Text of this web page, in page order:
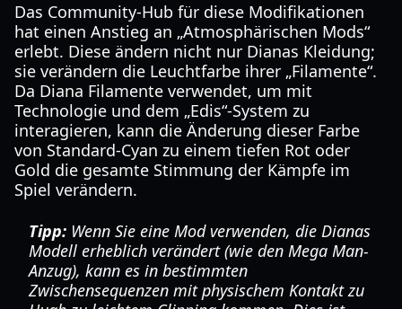
Das Community-Hub für diese Modifikationen
hat einen Anstieg an „Atmosphärischen Mods“
erlebt. Diese ändern nicht nur Dianas Kleidung;
sie verändern die Leuchtfarbe ihrer „Filamente“.
Da Diana Filamente verwendet, um mit
Technologie und dem „Edis“-System zu
interagieren, kann die Änderung dieser Farbe
von Standard-Cyan zu einem tiefen Rot oder
Gold die gesamte Stimmung der Kämpfe im
Spiel verändern.
Tipp: Wenn Sie eine Mod verwenden, die Dianas
Modell erheblich verändert (wie den Mega Man-
Anzug), kann es in bestimmten
Zwischensequenzen mit physischem Kontakt zu